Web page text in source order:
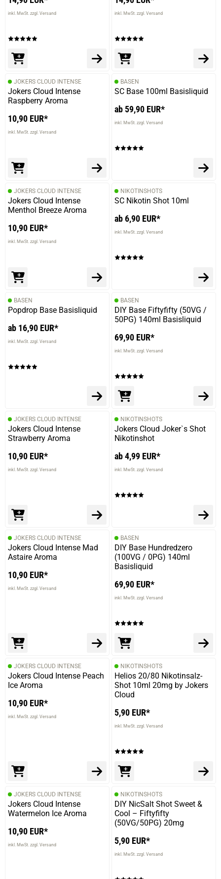
inkl. MwSt. zzgl. Versand inkl. MwSt. zzgl. Versand
JOKERS CLOUD INTENSE
Jokers Cloud Intense
Raspberry Aroma
10,90 EUR*
inkl. MwSt. zzgl. Versand
BASEN
SC Base 100ml Basisliquid
ab 59,90 EUR*
inkl. MwSt. zzgl. Versand
JOKERS CLOUD INTENSE
Jokers Cloud Intense
Menthol Breeze Aroma
10,90 EUR*
inkl. MwSt. zzgl. Versand
NIKOTINSHOTS
SC Nikotin Shot 10ml
ab 6,90 EUR*
inkl. MwSt. zzgl. Versand
BASEN
Popdrop Base Basisliquid
ab 16,90 EUR*
inkl. MwSt. zzgl. Versand
BASEN
DIY Base Fiftyfifty (50VG /
50PG) 140ml Basisliquid
69,90 EUR*
inkl. MwSt. zzgl. Versand
JOKERS CLOUD INTENSE
Jokers Cloud Intense
Strawberry Aroma
10,90 EUR*
inkl. MwSt. zzgl. Versand
NIKOTINSHOTS
Jokers Cloud Joker`s Shot
Nikotinshot
ab 4,99 EUR*
inkl. MwSt. zzgl. Versand
JOKERS CLOUD INTENSE
Jokers Cloud Intense Mad
Astaire Aroma
10,90 EUR*
inkl. MwSt. zzgl. Versand
BASEN
DIY Base Hundredzero
(100VG / 0PG) 140ml
Basisliquid
69,90 EUR*
inkl. MwSt. zzgl. Versand
JOKERS CLOUD INTENSE
Jokers Cloud Intense Peach
Ice Aroma
10,90 EUR*
inkl. MwSt. zzgl. Versand
NIKOTINSHOTS
Helios 20/80 Nikotinsalz-
Shot 10ml 20mg by Jokers
Cloud
5,90 EUR*
inkl. MwSt. zzgl. Versand
JOKERS CLOUD INTENSE
Jokers Cloud Intense
Watermelon Ice Aroma
10,90 EUR*
inkl. MwSt. zzgl. Versand
NIKOTINSHOTS
DIY NicSalt Shot Sweet &
Cool – Fiftyfifty
(50VG/50PG) 20mg
5,90 EUR*
inkl. MwSt. zzgl. Versand